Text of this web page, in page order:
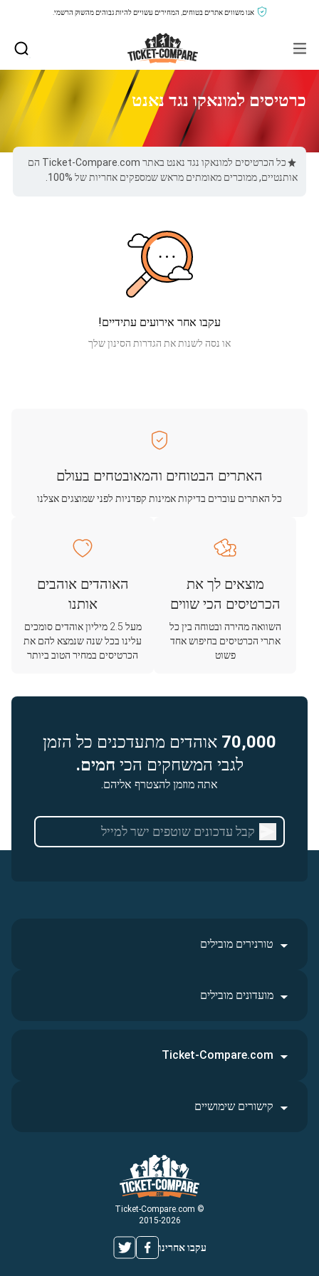
אנו משווים אתרים בטוחים, המחירים עשויים להיות גבוהים מהשוק הרשמי.
כרטיסים למונאקו נגד נאנט
כל הכרטיסים למונאקו נגד נאנט באתר Ticket-Compare.com הם
אותנטיים, ממוכרים מאומתים מראש שמספקים אחריות של 100%.
עקבו אחר אירועים עתידיים!
או נסה לשנות את הגדרות הסינון שלך
האתרים הבטוחים והמאובטחים בעולם
כל האתרים עוברים בדיקות אמינות קפדניות לפני שמוצגים אצלנו
מוצאים לך את
הכרטיסים הכי שווים
השוואה מהירה ובטוחה בין כל
אתרי הכרטיסים בחיפוש אחד
פשוט
האוהדים אוהבים
אותנו
מעל 2.5 מיליון אוהדים סומכים
עלינו בכל שנה שנמצא להם את
הכרטיסים במחיר הטוב ביותר
70,000 אוהדים מתעדכנים כל הזמן
לגבי המשחקים הכי חמים.
אתה מוזמן להצטרף אליהם.
טורנירים מובילים
מועדונים מובילים
© Ticket-Compare.com
2015-2026
עקבו אחרינו
Ticket-Compare.com
קישורים שימושיים